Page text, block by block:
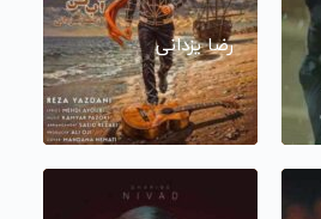
رضا یزدانی